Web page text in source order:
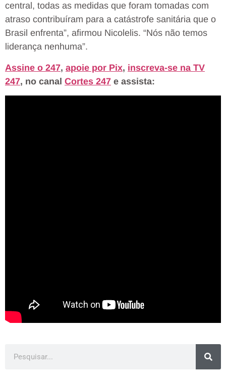
central, todas as medidas que foram tomadas com
atraso contribuíram para a catástrofe sanitária que o
Brasil enfrenta”, afirmou Nicolelis. “Nós não temos
liderança nenhuma”.
Assine o 247, apoie por Pix, inscreva-se na TV
247, no canal Cortes 247 e assista: